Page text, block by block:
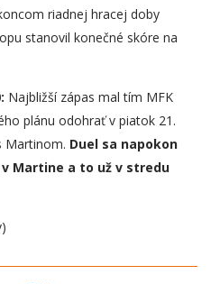
riadnej hracej doby
stanovil konečné skóre na
Najbližší zápas mal tím MFK
plánu odohrať v piatok 21.
Martinom. Duel sa napokon
Martine a to už v stredu